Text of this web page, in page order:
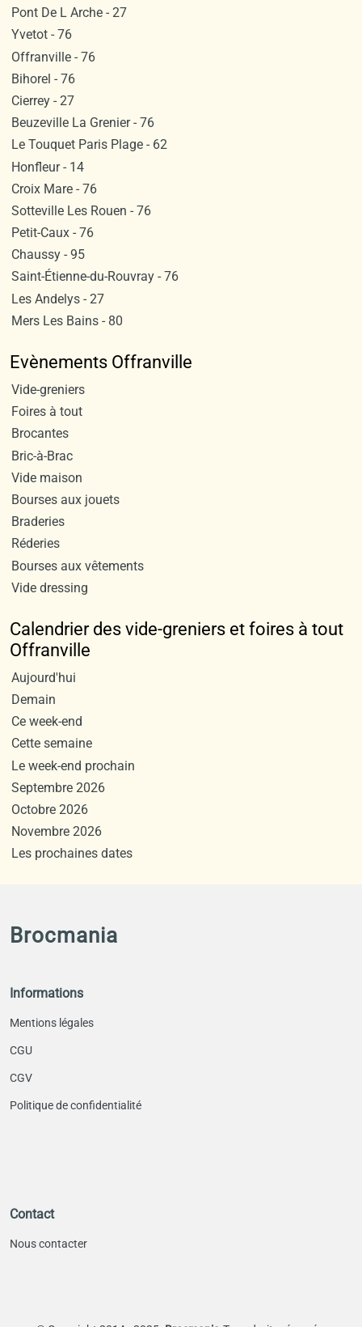
Pont De L Arche - 27
Yvetot - 76
Offranville - 76
Bihorel - 76
Cierrey - 27
Beuzeville La Grenier - 76
Le Touquet Paris Plage - 62
Honfleur - 14
Croix Mare - 76
Sotteville Les Rouen - 76
Petit-Caux - 76
Chaussy - 95
Saint-Étienne-du-Rouvray - 76
Les Andelys - 27
Mers Les Bains - 80
Evènements Offranville
Vide-greniers
Foires à tout
Brocantes
Bric-à-Brac
Vide maison
Bourses aux jouets
Braderies
Réderies
Bourses aux vêtements
Vide dressing
Calendrier des vide-greniers et foires à tout
Offranville
Aujourd'hui
Demain
Ce week-end
Cette semaine
Le week-end prochain
Septembre 2026
Octobre 2026
Novembre 2026
Les prochaines dates
Brocmania
Informations
Mentions légales
CGU
CGV
Politique de confidentialité
Contact
Nous contacter